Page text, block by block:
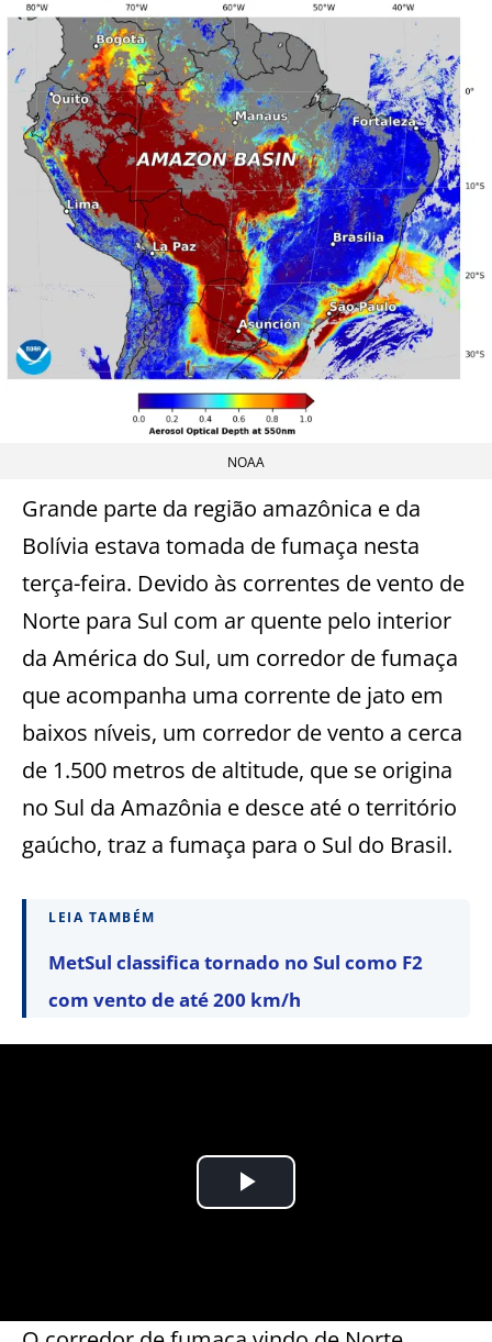
NOAA
Grande parte da região amazônica e da
Bolívia estava tomada de fumaça nesta
terça-feira. Devido às correntes de vento de
Norte para Sul com ar quente pelo interior
da América do Sul, um corredor de fumaça
que acompanha uma corrente de jato em
baixos níveis, um corredor de vento a cerca
de 1.500 metros de altitude, que se origina
no Sul da Amazônia e desce até o território
gaúcho, traz a fumaça para o Sul do Brasil.
LEIA TAMBÉM
MetSul classifica tornado no Sul como F2
com vento de até 200 km/h